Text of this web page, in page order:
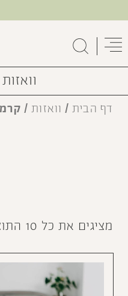
וואזות
דף הבית/ וואזות/
מציגים את כל ⁦10⁩ התוצאות